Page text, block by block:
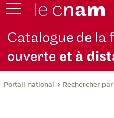
Catalogue de la
ouverteet à dist
Portail national Rechercher